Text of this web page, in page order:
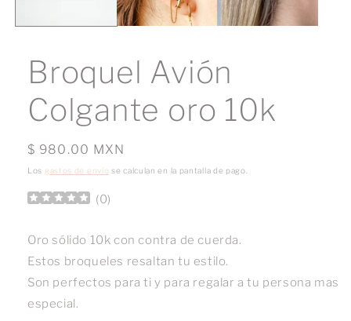
Broquel Avión
Colgante oro 10k
Precio
habitual
$ 980.00 MXN
Los gastos de envío se calculan en la pantalla de pago.
(0)
Oro sólido 10k con contra de cuerda.
Estos broqueles resaltan tu estilo.
Son perfectos para ti y para regalar a tu persona mas
especial.